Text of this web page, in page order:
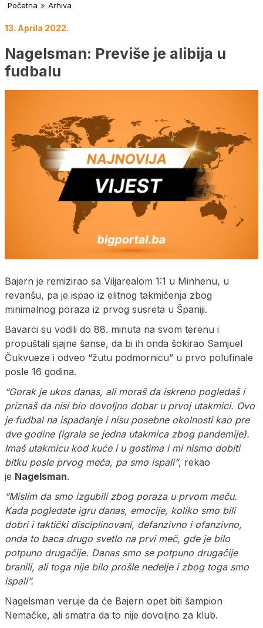
Početna » Arhiva
13. Aprila 2022.
Nagelsman: Previše je alibija u
fudbalu
Bajern je remizirao sa Viljarealom 1:1 u Minhenu, u
revanšu, pa je ispao iz elitnog takmičenja zbog
minimalnog poraza iz prvog susreta u Španiji.
Bavarci su vodili do 88. minuta na svom terenu i
propuštali sjajne šanse, da bi ih onda šokirao Samjuel
Čukvueze i odveo “žutu podmornicu” u prvo polufinale
posle 16 godina.
“Gorak je ukos danas, ali moraš da iskreno pogledaš i
priznaš da nisi bio dovoljno dobar u prvoj utakmici. Ovo
je fudbal na ispadanje i nisu posebne okolnosti kao pre
dve godine (igrala se jedna utakmica zbog pandemije).
Imaš utakmicu kod kuće i u gostima i mi nismo dobiti
bitku posle prvog meča, pa smo ispali”, rekao
je Nagelsman.
“Mislim da smo izgubili zbog poraza u prvom meču.
Kada pogledate igru danas, emocije, koliko smo bili
dobri i taktički disciplinovani, defanzivno i ofanzivno,
onda to baca drugo svetlo na prvi meč, gde je bilo
potpuno drugačije. Danas smo se potpuno drugačije
branili, ali toga nije bilo prošle nedelje i zbog toga smo
ispali”.
Nagelsman veruje da će Bajern opet biti šampion
Nemačke, ali smatra da to nije dovoljno za klub.